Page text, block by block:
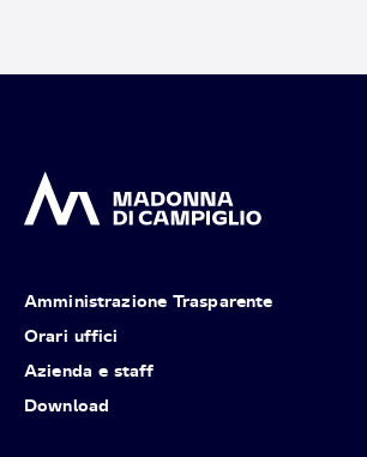
Amministrazione Trasparente
Orari uffici
Azienda e staff
Download